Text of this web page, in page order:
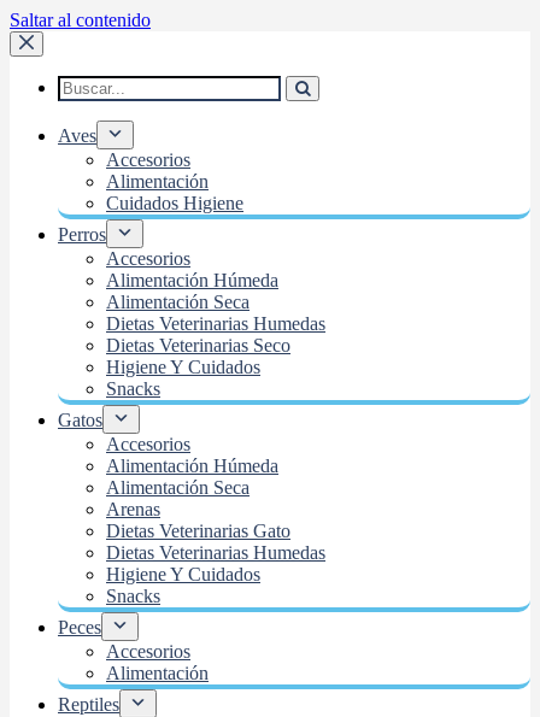
Saltar al contenido
Aves
Accesorios
Alimentación
Cuidados Higiene
Perros
Accesorios
Alimentación Húmeda
Alimentación Seca
Dietas Veterinarias Humedas
Dietas Veterinarias Seco
Higiene Y Cuidados
Snacks
Gatos
Accesorios
Alimentación Húmeda
Alimentación Seca
Arenas
Dietas Veterinarias Gato
Dietas Veterinarias Humedas
Higiene Y Cuidados
Snacks
Peces
Accesorios
Alimentación
Reptiles